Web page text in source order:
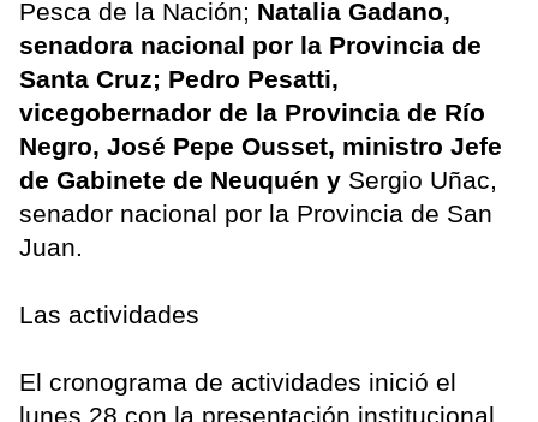
Pesca de la Nación; Natalia Gadano,
senadora nacional por la Provincia de
Santa Cruz; Pedro Pesatti,
vicegobernador de la Provincia de Río
Negro, José Pepe Ousset, ministro Jefe
de Gabinete de Neuquén y Sergio Uñac,
senador nacional por la Provincia de San
Juan.
Las actividades
El cronograma de actividades inició el
lunes 28 con la presentación institucional